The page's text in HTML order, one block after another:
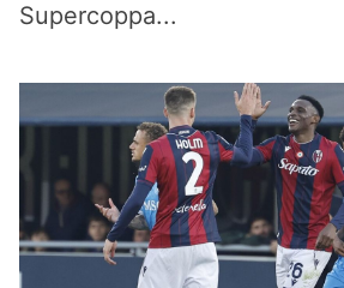
Supercoppa...